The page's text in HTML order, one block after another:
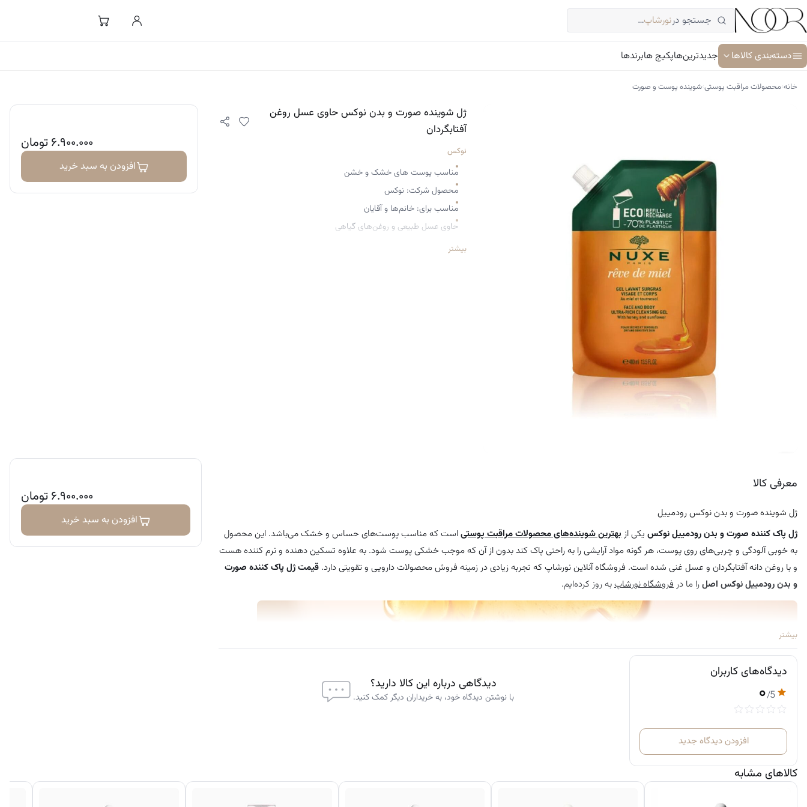
رفتن
به
محتوا
جستجو درنورشاپ…
دسته‌بندی کالاها
جوان کننده و ضد پیری پوست
جدیدترین‌هاپکیج هابرندها
خانه›محصولات مراقبت پوستی›شوینده پوست و صورت
ژل شوینده صورت و بدن نوکس حاوی عسل روغن
آفتابگردان
نوکس
مناسب پوست های خشک و خشن
محصول شرکت: نوکس
مناسب برای: خانم‌ها و آقایان
حاوی عسل طبیعی و روغن‌های گیاهی
مناسب برای پوست خشک و حساسبیشتر
۶.۹۰۰.۰۰۰تومان
افزودن به سبد خرید
معرفی کالا
ژل شوینده صورت و بدن نوکس رودمییل
ژل پاک کننده صورت و بدن رودمییل نوکس یکی ازبهترین شوینده‌های محصولات مراقبت پوستیاست که مناسب پوست‌های حساس و خشک می‌باشد. این محصول
به خوبی آلودگی‌ و چربی‌های روی پوست، هر گونه مواد آرایشی را به راحتی پاک ‌کند بدون از آن که موجب خشکی پوست شود. به علاوه تسکین دهنده و نرم کننده هست
و با روغن دانه آفتابگردان و عسل غنی شده است. فروشگاه آنلاین نورشاپ که تجربه زیادی در زمینه فروش محصولات دارویی و تقویتی دارد. قیمت ژل پاک کننده صورت
و بدن رودمییل نوکس اصلرا ما درفروشگاه نورشاپبه روز کرده‌ایم.
بیشتر
دیدگاه‌های کاربران
۰/5
افزودن دیدگاه جدید
دیدگاهی درباره این کالا دارید؟
با نوشتن دیدگاه خود، به خریداران دیگر کمک کنید.
۶.۹۰۰.۰۰۰تومان
افزودن به سبد خرید
کالاهای مشابه